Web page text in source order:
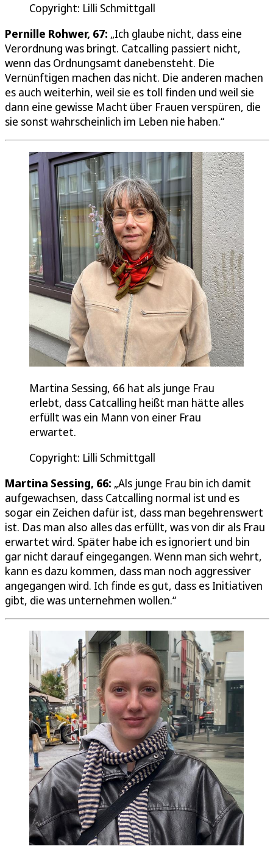
Copyright: Lilli Schmittgall
Pernille Rohwer, 67: „Ich glaube nicht, dass eine
Verordnung was bringt. Catcalling passiert nicht,
wenn das Ordnungsamt danebensteht. Die
Vernünftigen machen das nicht. Die anderen machen
es auch weiterhin, weil sie es toll finden und weil sie
dann eine gewisse Macht über Frauen verspüren, die
sie sonst wahrscheinlich im Leben nie haben.“
Martina Sessing, 66 hat als junge Frau
erlebt, dass Catcalling heißt man hätte alles
erfüllt was ein Mann von einer Frau
erwartet.
Copyright: Lilli Schmittgall
Martina Sessing, 66: „Als junge Frau bin ich damit
aufgewachsen, dass Catcalling normal ist und es
sogar ein Zeichen dafür ist, dass man begehrenswert
ist. Das man also alles das erfüllt, was von dir als Frau
erwartet wird. Später habe ich es ignoriert und bin
gar nicht darauf eingegangen. Wenn man sich wehrt,
kann es dazu kommen, dass man noch aggressiver
angegangen wird. Ich finde es gut, dass es Initiativen
gibt, die was unternehmen wollen.“